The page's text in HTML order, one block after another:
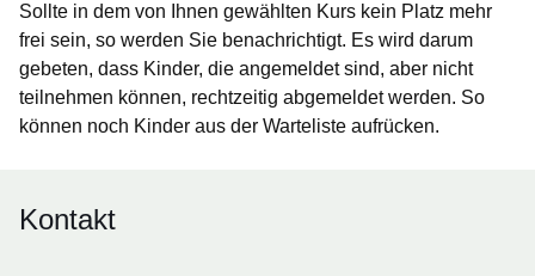
Sollte in dem von Ihnen gewählten Kurs kein Platz mehr
frei sein, so werden Sie benachrichtigt. Es wird darum
gebeten, dass Kinder, die angemeldet sind, aber nicht
teilnehmen können, rechtzeitig abgemeldet werden. So
können noch Kinder aus der Warteliste aufrücken.
Kontakt